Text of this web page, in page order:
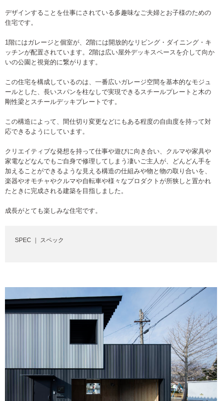
デザインすることを仕事にされている多趣味なご夫婦とお子様のための
住宅です。
1階にはガレージと個室が、2階には開放的なリビング・ダイニング・キ
ッチンが配置されています。2階は広い屋外デッキスペースを介して向か
いの公園と視覚的に繋がります。
この住宅を構成しているのは、一番広いガレージ空間を基本的なモジュ
ールとした、長いスパンを柱なしで実現できるスチールプレートと木の
剛性梁とスチールデッキプレートです。
この構造によって、間仕切り変更などにもある程度の自由度を持って対
応できるようにしています。
クリエイティブな発想を持って仕事や遊びに向き合い、クルマや家具や
家電などなんでもご自身で修理してしまう凄いご主人が、どんどん手を
加えることができるような見える構造の仕組みや物と物の取り合いを、
楽器やオモチャやクルマや自転車や様々なプロダクトが所狭しと置かれ
たときに完成される建築を目指しました。
成長がとても楽しみな住宅です。
SPEC ｜ スペック